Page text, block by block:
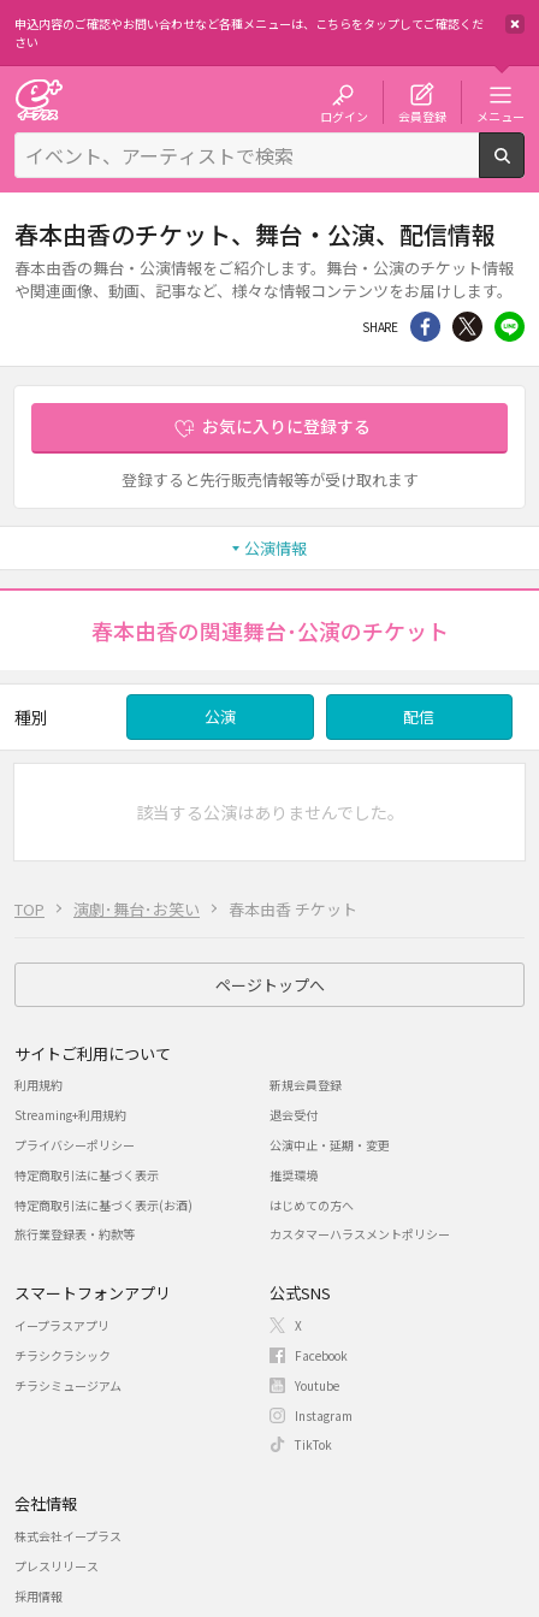
申込内容のご確認やお問い合わせなど各種メニューは、 こちらをタップしてご確認くだ
さい
ログイン 会員登録 メニュー
TOP 演劇･舞台･お笑い 春本由香 チケット
春本由香のチケット、舞台・公演、配信情報
春本由香の舞台・公演情報をご紹介します。舞台・公演のチケット情報
や関連画像、動画、記事など、様々な情報コンテンツをお届けします。
SHARE シェア Twitter
お気に入りに登録する
登録すると先行販売情報等が受け取れます
公演情報
春本由香の関連舞台･公演のチケット
種別 公演 配信
該当する公演はありませんでした。
ページトップへ
サイトご利用について
利用規約
Streaming+利用規約
プライバシーポリシー
特定商取引法に基づく表示
特定商取引法に基づく表示(お酒)
旅行業登録表・約款等
新規会員登録
退会受付
公演中止・延期・変更
推奨環境
はじめての方へ
カスタマーハラスメントポリシー
スマートフォンアプリ
イープラスアプリ
チラシクラシック
チラシミュージアム
公式SNS
X
Facebook
Youtube
Instagram
TikTok
会社情報
株式会社イープラス
プレスリリース
採用情報